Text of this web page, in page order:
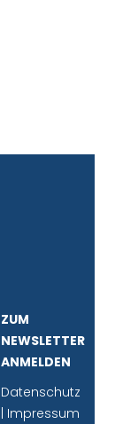
ZUM
NEWSLETTER
ANMELDEN
Datenschutz
Impressum